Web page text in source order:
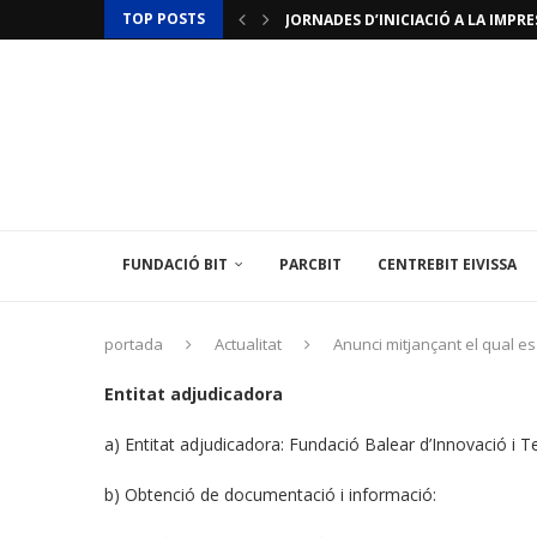
TOP POSTS
JORNADES D’INICIACIÓ A LA
FUNDACIÓ BIT PARCBIT CENTREBIT EIVISSA
portada Actualitat Anunci mitjançant el qual
Entitat adjudicadora
a) Entitat adjudicadora: Fundació Balear d’Innovació i
b) Obtenció de documentació i informació: